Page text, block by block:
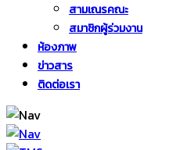
สามเณรคณะ
สมาชิกผู้ร่วมงาน
ห้องภาพ
ข่าวสาร
ติดต่อเรา